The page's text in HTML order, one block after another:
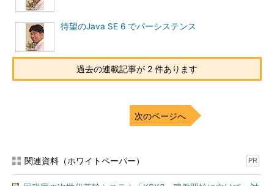
待望のJava SE 6 でパーシステンス
過去の連載記事が 2 件あります
次のページへ
関連資料（ホワイトペーパー） PR